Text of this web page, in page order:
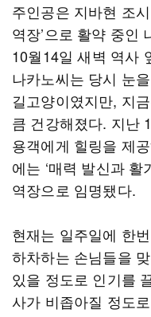
주인공은 지바현 조
역장’으로 활약 중인
10월14일 새벽 역사
나카노씨는 당시 눈
길고양이였지만, 지
큼 건강해졌다. 지난
용객에게 힐링을 제
에는 ‘매력 발신과 활
역장으로 임명됐다.
현재는 일주일에 한
하차하는 손님들을
있을 정도로 인기를
사가 비좁아질 정도